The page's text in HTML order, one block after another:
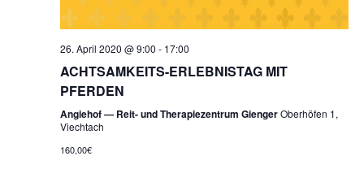
26. April 2020 @ 9:00 - 17:00
ACHTSAMKEITS-ERLEBNISTAG MIT
PFERDEN
Angiehof — Reit- und Therapiezentrum GiengerOberhöfen 1,
Viechtach
160,00€